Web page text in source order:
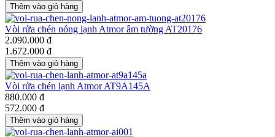
Vòi rửa chén nóng lạnh Atmor âm tường AT20176
2.090.000 đ
1.672.000 đ
Vòi rửa chén lạnh Atmor AT9A145A
880.000 đ
572.000 đ